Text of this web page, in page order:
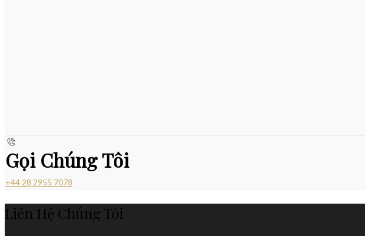
Gọi Chúng Tôi
+44 28 2955 7078
Liên Hệ Chúng Tôi